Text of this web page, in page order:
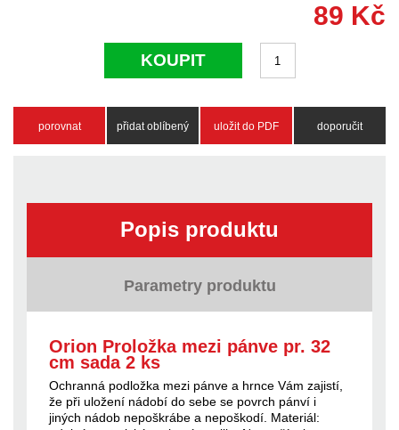
89 Kč
KOUPIT
porovnat přidat oblíbený uložit do PDF doporučit
Popis produktu
Parametry produktu
Orion Proložka mezi pánve pr. 32
cm sada 2 ks
Ochranná podložka mezi pánve a hrnce Vám zajistí,
že při uložení nádobí do sebe se povrch pánví i
jiných nádob nepoškrábe a nepoškodí. Materiál: